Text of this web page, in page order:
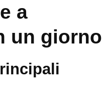
a
un giorno